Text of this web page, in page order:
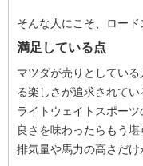
そんな人にこそ、ロード
満足している点
マツダが売りとしてい
る楽しさが追求されてい
ライトウェイトスポー
良さを味わったらもう堪
排気量や馬力の高さだけ